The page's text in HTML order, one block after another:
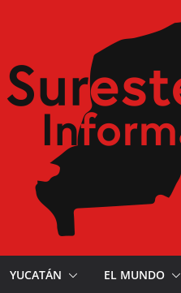
YUCATÁN EL MUNDO